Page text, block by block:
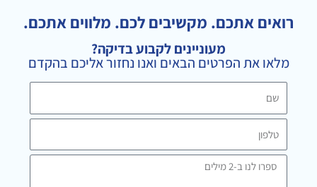
b
o
o
k
l
e
a
g
r
a
רואים אתכם. מקשיבים לכם. מלווים אתכם.
מעוניינים לקבוע בדיקה?
מלאו את הפרטים הבאים ואנו נחזור אליכם בהקדם
טלפון
ספרו